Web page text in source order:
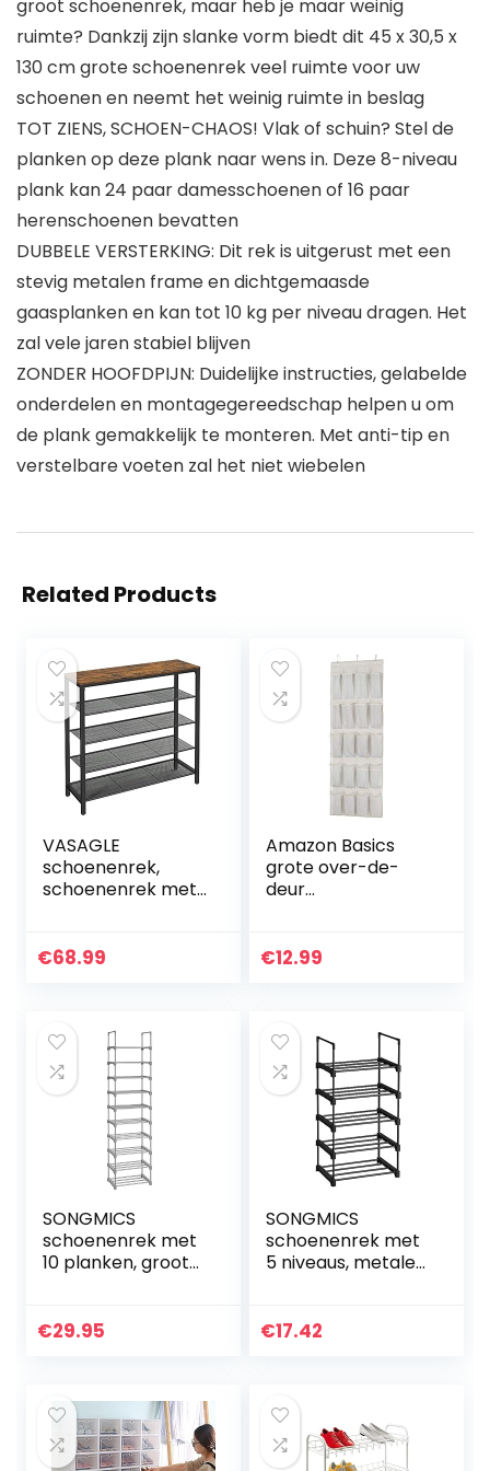
groot schoenenrek, maar heb je maar weinig
ruimte? Dankzij zijn slanke vorm biedt dit 45 x 30,5 x
130 cm grote schoenenrek veel ruimte voor uw
schoenen en neemt het weinig ruimte in beslag
TOT ZIENS, SCHOEN-CHAOS! Vlak of schuin? Stel de
planken op deze plank naar wens in. Deze 8-niveau
plank kan 24 paar damesschoenen of 16 paar
herenschoenen bevatten
DUBBELE VERSTERKING: Dit rek is uitgerust met een
stevig metalen frame en dichtgemaasde
gaasplanken en kan tot 10 kg per niveau dragen. Het
zal vele jaren stabiel blijven
ZONDER HOOFDPIJN: Duidelijke instructies, gelabelde
onderdelen en montagegereedschap helpen u om
de plank gemakkelijk te monteren. Met anti-tip en
verstelbare voeten zal het niet wiebelen
Related Products
VASAGLE
schoenenrek,
schoenenrek met
voor tassen, voor
€68.99
Amazon Basics
grote over-de-
deur
€12.99
SONGMICS
schoenenrek met
10 planken, groot
standplank,
€29.95
SONGMICS
schoenenrek met
5 niveaus, metalen
ruimtebesparend,
€17.42